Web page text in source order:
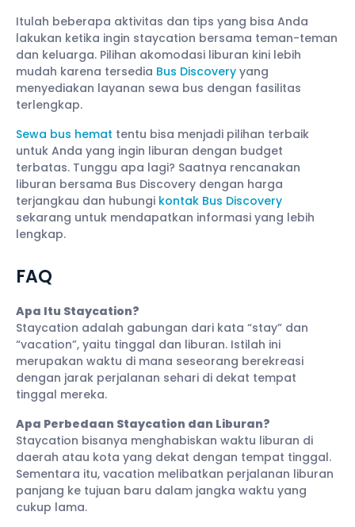
Itulah beberapa aktivitas dan tips yang bisa Anda
lakukan ketika ingin staycation bersama teman-teman
dan keluarga. Pilihan akomodasi liburan kini lebih
mudah karena tersedia Bus Discovery yang
menyediakan layanan sewa bus dengan fasilitas
terlengkap.
Sewa bus hemat tentu bisa menjadi pilihan terbaik
untuk Anda yang ingin liburan dengan budget
terbatas. Tunggu apa lagi? Saatnya rencanakan
liburan bersama Bus Discovery dengan harga
terjangkau dan hubungi kontak Bus Discovery
sekarang untuk mendapatkan informasi yang lebih
lengkap.
FAQ
Apa Itu Staycation?
Staycation adalah gabungan dari kata “stay” dan
“vacation”, yaitu tinggal dan liburan. Istilah ini
merupakan waktu di mana seseorang berekreasi
dengan jarak perjalanan sehari di dekat tempat
tinggal mereka.
Apa Perbedaan Staycation dan Liburan?
Staycation bisanya menghabiskan waktu liburan di
daerah atau kota yang dekat dengan tempat tinggal.
Sementara itu, vacation melibatkan perjalanan liburan
panjang ke tujuan baru dalam jangka waktu yang
cukup lama.